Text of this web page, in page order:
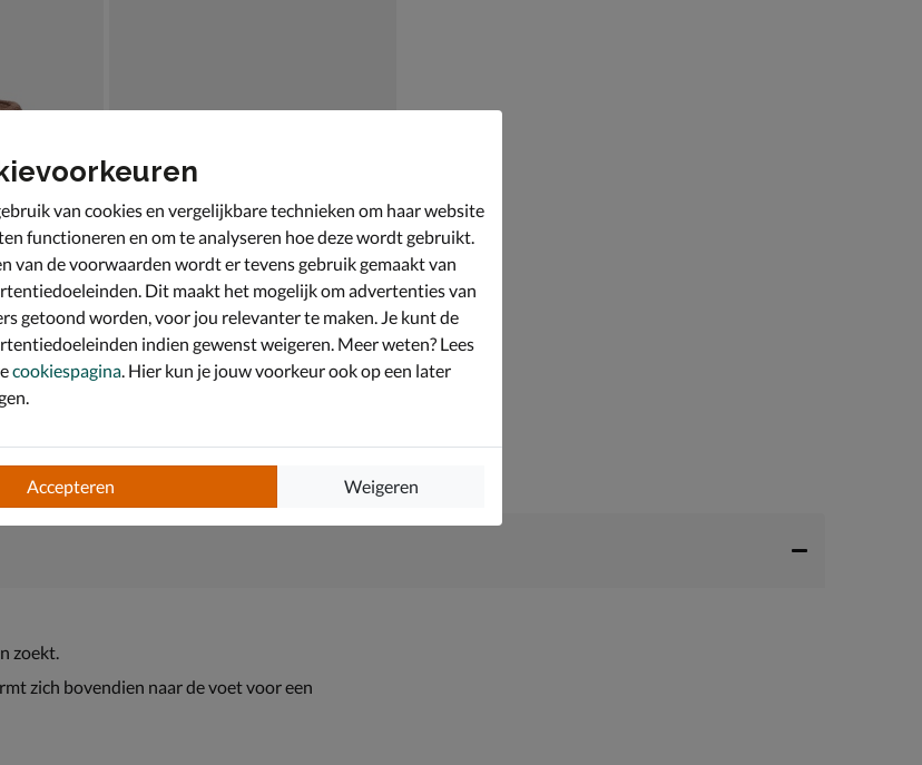
zoekt.
zich bovendien naar de voet voor een
van cookies en vergelijkbare technieken om haar website
functioneren en om te analyseren hoe deze wordt gebruikt.
van de voorwaarden wordt er tevens gebruik gemaakt van
Dit maakt het mogelijk om advertenties van
getoond worden, voor jou relevanter te maken. Je kunt de
indien gewenst weigeren. Meer weten? Lees
cookiespagina . Hier kun je jouw voorkeur ook op een later
Accepteren Weigeren